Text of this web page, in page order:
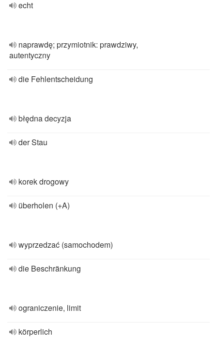
echt
naprawdę; przymiotnik: prawdziwy,
autentyczny
die Fehlentscheidung
błędna decyzja
der Stau
korek drogowy
überholen (+A)
wyprzedzać (samochodem)
die Beschränkung
ograniczenie, limit
körperlich